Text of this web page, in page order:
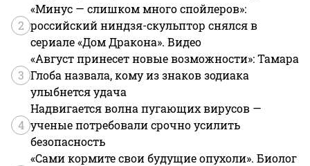
2
«Минус — слишком много спойлеров»:
российский ниндзя-скульптор снялся в
сериале «Дом Дракона». Видео
3
«Август принесет новые возможности»: Тамара
Глоба назвала, кому из знаков зодиака
улыбнется удача
4
Надвигается волна пугающих вирусов —
ученые потребовали срочно усилить
безопасность
«Сами кормите свои будущие опухоли». Биолог